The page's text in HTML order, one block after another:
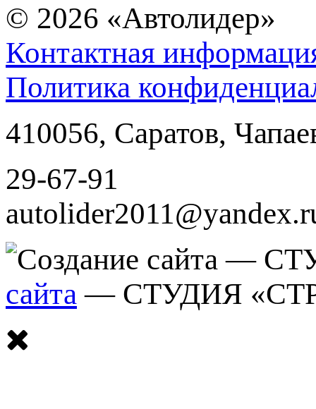
© 2026 «Автолидер»
Контактная
Политика
410056, Саратов,
29-67-91
сайта — СТУДИЯ